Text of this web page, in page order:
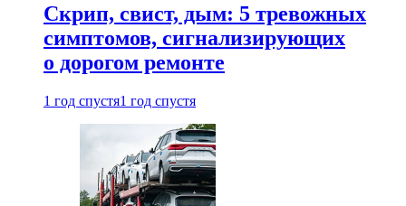
Скрип, свист, дым: 5 тревожных
симптомов, сигнализирующих
о дорогом ремонте
1 год спустя1 год спустя